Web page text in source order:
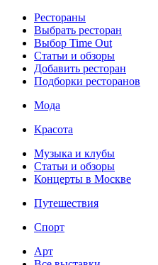
Рестораны
Выбрать ресторан
Выбор Time Out
Статьи и обзоры
Добавить ресторан
Подборки ресторанов
Мода
Красота
Музыка и клубы
Статьи и обзоры
Концерты в Москве
Путешествия
Спорт
Арт